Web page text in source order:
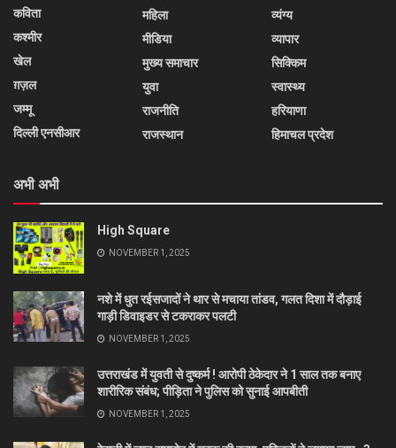
कविता
कश्मीर
खेल
ग़ज़ल
जम्मू
दिल्ली एनसीआर
महिला
मीडिया
मुख्य समाचार
युवा
राजनीति
राजस्थान
व्यंग्य
व्यापार
सिक्किम
स्वास्थ्य
हरियाणा
हिमाचल प्रदेश
अभी अभी
High Square
NOVEMBER 1, 2025
नशे में धुत रईसजादों ने थार से मचाया तांडव, गलत दिशा में दौड़ाई
गाड़ी डिवाइडर से टकराकर पलटी
NOVEMBER 1, 2025
उत्तराखंड में युवती से दुष्कर्म ! आरोपी ठेकेदार ने 1 साल तक बनाए
शारीरिक संबंध; पीड़िता ने पुलिस को सुनाई आपबीती
NOVEMBER 1, 2025